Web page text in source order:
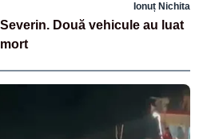
Ionuț Nichita
Două vehicule au luat